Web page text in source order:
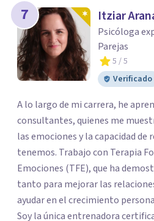
7 Itziar
Psicóloga
Parejas
5 / 5
Verificado
A lo largo de mi carrera, he
consultantes, quienes me
las emociones y la capacidad de
tenemos. Trabajo con Terapia
Emociones (TFE), que ha
tanto para mejorar las
ayudar en el crecimiento
Soy la única entrenadora